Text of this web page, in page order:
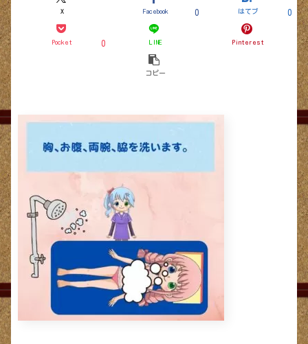
X Facebook 0 はてブ 0
Pocket 0 LINE Pinterest
コピー